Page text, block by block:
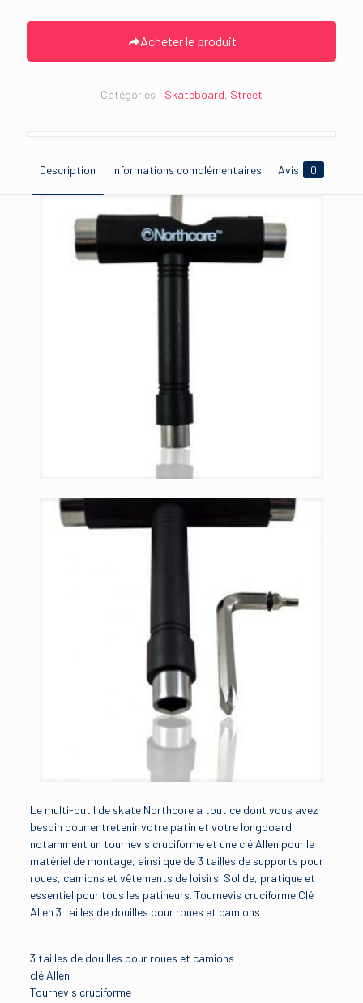
Acheter le produit
Catégories : Skateboard, Street
Description Informations complémentaires Avis 0
Le multi-outil de skate Northcore a tout ce dont vous avez
besoin pour entretenir votre patin et votre longboard,
notamment un tournevis cruciforme et une clé Allen pour le
matériel de montage, ainsi que de 3 tailles de supports pour
roues, camions et vêtements de loisirs. Solide, pratique et
essentiel pour tous les patineurs. Tournevis cruciforme Clé
Allen 3 tailles de douilles pour roues et camions
3 tailles de douilles pour roues et camions
clé Allen
Tournevis cruciforme